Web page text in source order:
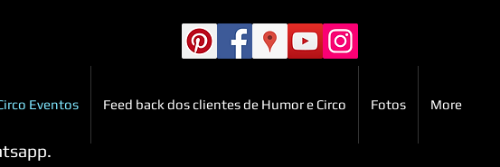
Eventos Feed back dos clientes de Humor e Circo Fotos More